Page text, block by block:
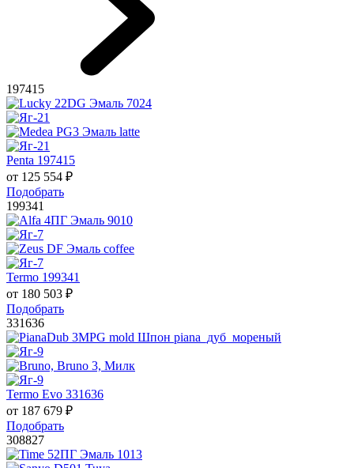
197415
Penta 197415
от 125 554 ₽
Подобрать
199341
Termo 199341
от 180 503 ₽
Подобрать
331636
Termo Evo 331636
от 187 679 ₽
Подобрать
308827